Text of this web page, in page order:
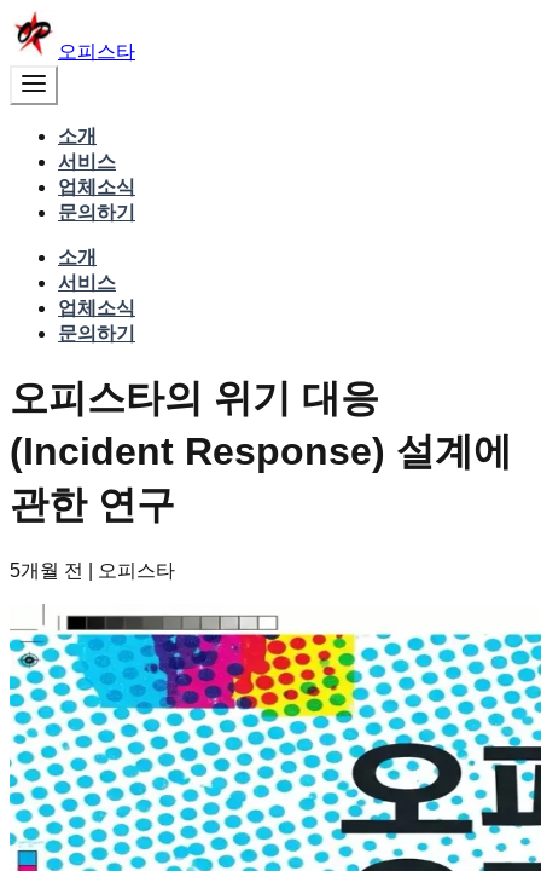
오피스타
소개
서비스
업체소식
문의하기
소개
서비스
업체소식
문의하기
오피스타의 위기 대응
(Incident Response) 설계에
관한 연구
5개월 전 오피스타